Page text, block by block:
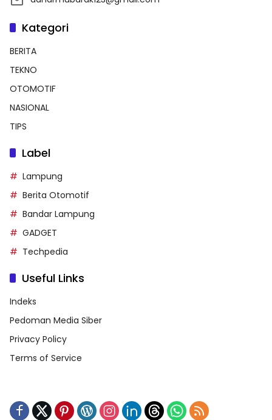
Kategori
BERITA
TEKNO
OTOMOTIF
NASIONAL
TIPS
Label
Lampung
Berita Otomotif
Bandar Lampung
GADGET
Techpedia
Useful Links
Indeks
Pedoman Media Siber
Privacy Policy
Terms of Service